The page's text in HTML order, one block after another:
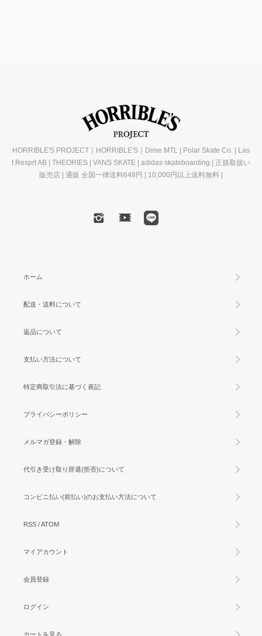
HORRIBLE'S PROJECT｜HORRIBLE'S｜Dime MTL | Polar Skate Co. | Las
t Resprt AB | THEORIES | VANS SKATE | adidas skateboarding | 正規取扱い
販売店 | 通販 全国一律送料648円 | 10,000円以上送料無料 |
ホーム
配送・送料について
返品について
支払い方法について
特定商取引法に基づく表記
プライバシーポリシー
メルマガ登録・解除
代引き受け取り辞退(拒否)について
コンビニ払い(前払い)のお支払い方法について
RSS /ATOM
マイアカウント
会員登録
ログイン
カートを見る